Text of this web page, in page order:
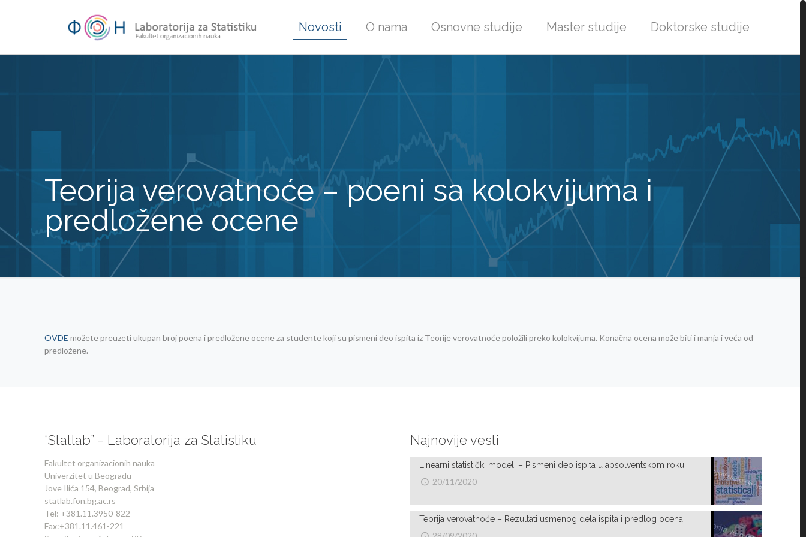
Novosti O nama Osnovne studije Master studije Doktorske studije
Teorija verovatnoće – poeni sa kolokvijuma i
predložene ocene
OVDEmožete preuzeti ukupan broj poena i predložene ocene za studente koji su pismeni deo ispita iz Teorije verovatnoće položili preko kolokvijuma. Konačna ocena može biti i manja i veća od
predložene.
“Statlab” – Laboratorija za Statistiku
Fakultet organizacionih nauka
Univerzitet u Beogradu
Jove Ilića 154, Beograd, Srbija
statlab.fon.bg.ac.rs
Tel: +381.11.3950-822
Fax:+381.11.461-221
Najnovije vesti
Linearni statistički modeli – Pismeni deo ispita u apsolventskom roku
20/11/2020
Teorija verovatnoće – Rezultati usmenog dela ispita i predlog ocena